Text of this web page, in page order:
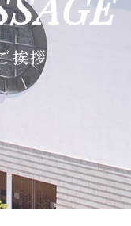
施設紹介
スクールバス
挨拶